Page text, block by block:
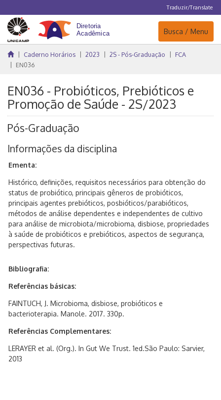
Traduzir/Translate
Navegação
Busca / Menu
Caderno Horários 2023 2S - Pós-Graduação
FCA
EN036
EN036 - Probióticos, Prebióticos e
Promoção de Saúde - 2S/2023
Pós-Graduação
Informações da disciplina
Ementa:
Histórico, definições, requisitos necessários para obtenção do
status de probiótico, principais gêneros de probióticos,
principais agentes prebióticos, posbióticos/parabióticos,
métodos de análise dependentes e independentes de cultivo
para análise de microbiota/microbioma, disbiose, propriedades
à saúde de probióticos e prebióticos, aspectos de segurança,
perspectivas futuras.
Bibliografia:
Referências básicas:
FAINTUCH, J. Microbioma, disbiose, probióticos e
bacterioterapia. Manole. 2017. 330p.
Referências Complementares:
LERAYER et al. (Org.). In Gut We Trust. 1ed.São Paulo: Sarvier,
2013